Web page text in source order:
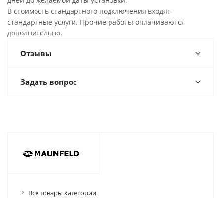
В стоимость стандартного подключения входят
стандартные услуги. Прочие работы оплачиваются
дополнительно.
Отзывы
Задать вопрос
Все товары категории